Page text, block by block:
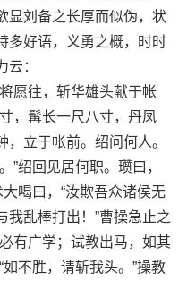
显刘备之长厚而似伪，状
多好语，义勇之概，时时
：
往，斩华雄头献于帐
，髯长一尺八寸，丹凤
立于帐前。绍问何人。
”绍回见居何职。瓒曰，
喝曰，“汝欺吾众诸侯无
我乱棒打出！”曹操急止之
有广学；试教出马，如其
不胜，请斩我头。”操教